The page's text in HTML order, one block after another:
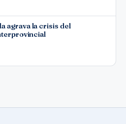
agrava la crisis del